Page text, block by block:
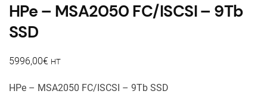
HPe – MSA2050 FC/ISCSI – 9Tb
SSD
5996,00€ HT
HPe – MSA2050 FC/ISCSI – 9Tb SSD